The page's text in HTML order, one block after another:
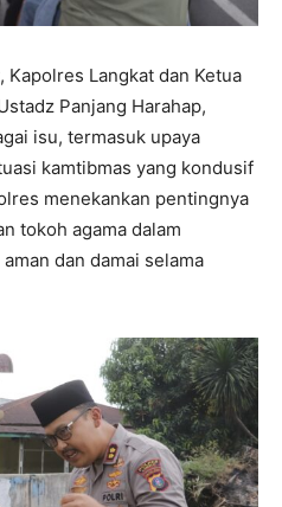
Langkat dan Ketua
Panjang Harahap,
isu, termasuk upaya
kamtibmas yang kondusif
menekankan pentingnya
tokoh agama dalam
dan damai selama